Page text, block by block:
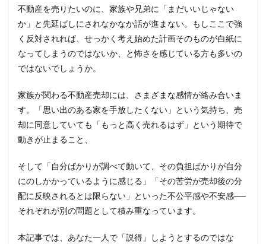
不動産を売りたいのに、家族や兄弟に「まだいいじゃない
か」と先延ばしにされなかなか話が進まない。もしここで強
く反対されれば、せっかく考え始めた計画そのものが白紙に
なってしまうのではないか、と怖さを感じている方も多いの
ではないでしょうか。
家族が関わる不動産売却には、さまざまな感情が絡み合いま
す。「思い出のある家を手放したくない」という気持ち、売
却に同意していても「もっと高く売れるはず」という期待で
動きが止まること、
そして「自分ばかりが調べて動いて、その負担ばかりが自分
にのしかかっているように感じる」「その苦労が売却後の分
配に反映されるとは限らない」といった不公平感や不安感──
それぞれが別の問題として積み重なっています。
本記事では、あなた一人で「説得」しようとするのではな